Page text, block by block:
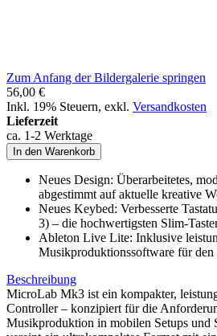
Zum Anfang der Bildergalerie springen
56,00 €
Inkl. 19% Steuern, exkl. Versandkosten
Lieferzeit
ca. 1-2 Werktage
In den Warenkorb
Neues Design: Überarbeitetes,
abgestimmt auf aktuelle kreative
Neues Keybed: Verbesserte
3) – die hochwertigsten Slim-
Ableton Live Lite: Inklusive
Musikproduktionssoftware für
Beschreibung
MicroLab Mk3 ist ein kompakter,
Controller – konzipiert für die
Musikproduktion in mobilen Setups und